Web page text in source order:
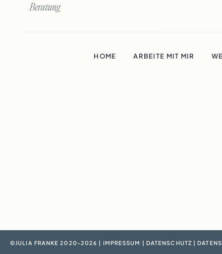
©JULIA FRANKE 2020-2026 | IMPRESSUM | DATENSCHUTZ |
Beratung
ARBEITE MIT MIR
HOME